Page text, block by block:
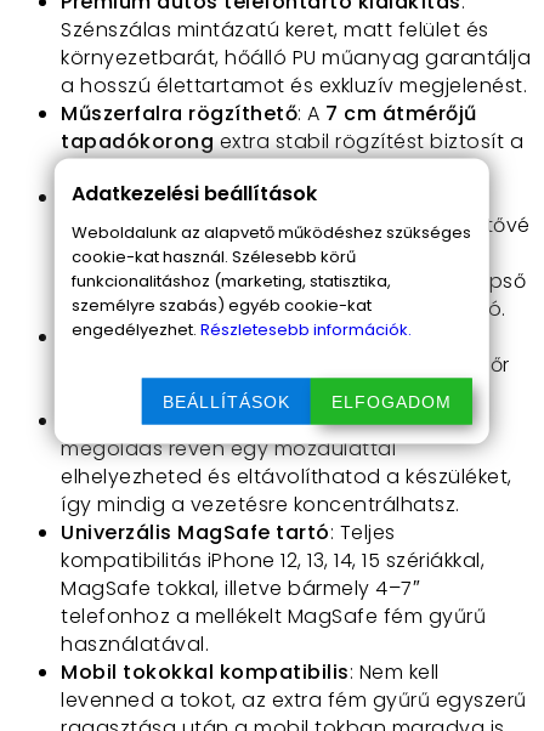
Szénszálas mintázatú keret, matt felület és
környezetbarát, hőálló PU műanyag garantálja
a hosszú élettartamot és exkluzív megjelenést.
Műszerfalra rögzíthető: A 7 cm átmérőjű
tapadókorongextra stabil rögzítést biztosít a
műszerfal bármely sima felületén.
360°-os és 240°-os állíthatóság
gömbcsuklós fej és a forgatható talp lehetővé
teszi, hogy vízszintesen és függőlegesen is
szabadon állítsd a telefont, míg a kar középső
hajlíthatósága bármilyen szögben fixálható.
Hosszú, 20 cm-es kar: A hajlítható kar
elegendő távolságot ad a telefon és a sofőr
között a zavartalan kilátásért.
Egykezes fel- és levétel: A mágneses
megoldás révén egy mozdulattal
elhelyezheted és eltávolíthatod a készüléket,
így mindig a vezetésre koncentrálhatsz.
Univerzális MagSafe tartó: Teljes
kompatibilitás iPhone 12, 13, 14, 15 szériákkal,
MagSafe tokkal, illetve bármely 4–7″
telefonhoz a mellékelt MagSafe fém gyűrű
használatával.
Mobil tokokkal kompatibilis: Nem kell
levenned a tokot, az extra fém gyűrű egyszerű
Adatkezelési beállítások
Weboldalunk az alapvető működéshez szükséges
cookie-kat használ. Szélesebb körű
funkcionalitáshoz (marketing, statisztika,
személyre szabás) egyéb cookie-kat
engedélyezhet. Részletesebb információk.
BEÁLLÍTÁSOK ELFOGADOM